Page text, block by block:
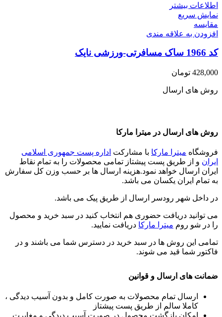
اطلاعات بیشتر
نمایش سریع
مقايسه
افزودن به علاقه مندی
کد 1966 ساک مسافرتی-ورزشی نایک
428,000 تومان
روش های ارسال
روش های ارسال در میترا مارکا
فروشگاه میترا مارکا با مشارکت اداره پست جمهوری اسلامی
ایران و از طریق پست پیشتاز تمامی محصولات را به تمام نقاط
ایران ارسال خواهد نمود.هزینه ارسال ها بر حسب وزن کل سفارش
به تمام ایران یکسان می باشد.
در داخل شهر رودسر ارسال از طریق پیک می باشد.
می توانید دریافت حضوری هم انتخاب کنید در سبد خرید و محصول
را در شو روم میترا مارکا دریافت نمایید.
تمامی این روش ها در سبد خرید در دسترس شما می باشند و در
فاکتور شما قید می شوند.
ضمانت های ارسال و قوانین
ارسال تمام محصولات به صورت کامل و بدون آسیب دیدگی ،
کاملا سالم از طریق پست پیشتاز
امکان بازگشت محصول در صورت آسیب دیدگی و مغایرت